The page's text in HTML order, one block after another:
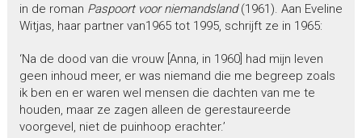
in de roman Paspoort voor niemandsland(1961). Aan Eveline
Witjas, haar partner van1965 tot 1995, schrijft ze in 1965:
‘Na de dood van die vrouw [Anna, in 1960] had mijn leven
geen inhoud meer, er was niemand die me begreep zoals
ik ben en er waren wel mensen die dachten van me te
houden, maar ze zagen alleen de gerestaureerde
voorgevel, niet de puinhoop erachter.’